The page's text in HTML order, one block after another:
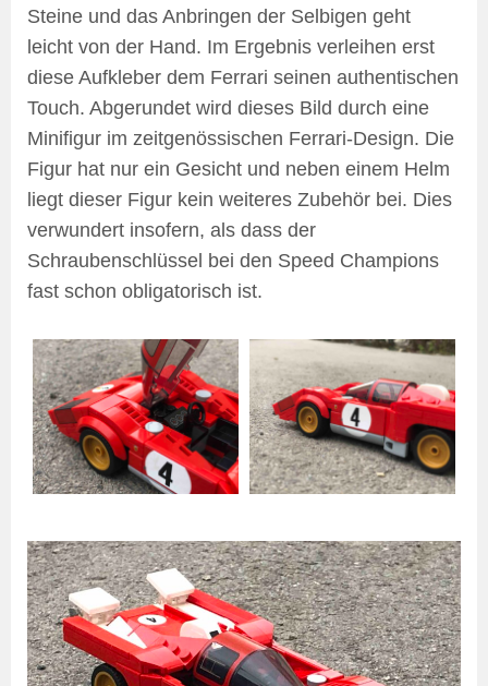
Steine und das Anbringen der Selbigen geht
leicht von der Hand. Im Ergebnis verleihen erst
diese Aufkleber dem Ferrari seinen authentischen
Touch. Abgerundet wird dieses Bild durch eine
Minifigur im zeitgenössischen Ferrari-Design. Die
Figur hat nur ein Gesicht und neben einem Helm
liegt dieser Figur kein weiteres Zubehör bei. Dies
verwundert insofern, als dass der
Schraubenschlüssel bei den Speed Champions
fast schon obligatorisch ist.